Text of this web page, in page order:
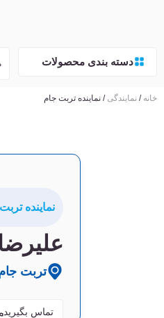
دسته بندی محصولات
خانه / نمایندگی‌ / نماینده تربت جام
نماینده
تربت جام -
تماس بگیرید